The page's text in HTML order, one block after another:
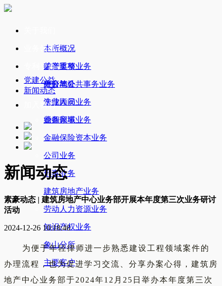
本所概况
荣誉奖项
办公地址
业务领域
破产重整业务
政府与公共事务业务
法律顾问业务
婚姻家事业务
金融保险资本业务
公司业务
刑事业务
建筑房地产业务
劳动人力资源业务
知识产权业务
象山分所
主要客户
专利平台
平台简介
专业人员
业务领域
党建公益
新闻动态
加入我们
新闻动态
素豪动态 | 建筑房地产中心业务部开展本年度第三次业务研讨
活动
2024-12-26 10:18:46
为便于年轻律师进一步熟悉建设工程领域案件的
办理流程，也为促进学习交流、分享办案心得，建筑房
地产中心业务部于2024年12月25日举办本年度第三次